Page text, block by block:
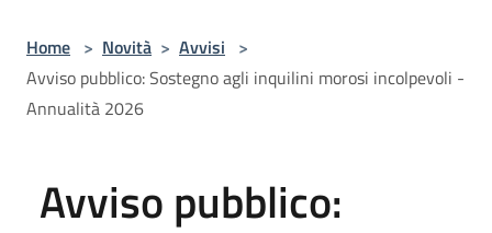
Home > Novità > Avvisi >
Avviso pubblico: Sostegno agli inquilini morosi incolpevoli -
Annualità 2026
Avviso pubblico: